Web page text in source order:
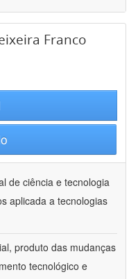
Franco
de ciência e tecnologia
aplicada a tecnologias
produto das mudanças
tecnológico e